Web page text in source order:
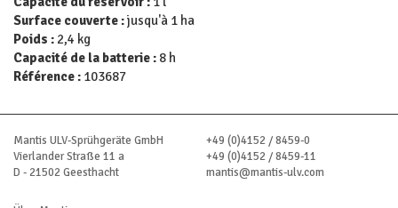
Surface couverte :jusqu'à 1 ha
Poids : 2,4 kg
Capacité de la batterie : 8 h
Référence : 103687
Mantis ULV-Sprühgeräte GmbH
Vierlander Straße 11 a
D - 21502 Geesthacht
+49 (0)4152 / 8459-0
+49 (0)4152 / 8459-11
mantis@mantis-ulv.com